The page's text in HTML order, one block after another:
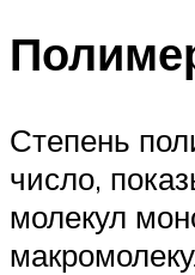
Степень
число,
молекул